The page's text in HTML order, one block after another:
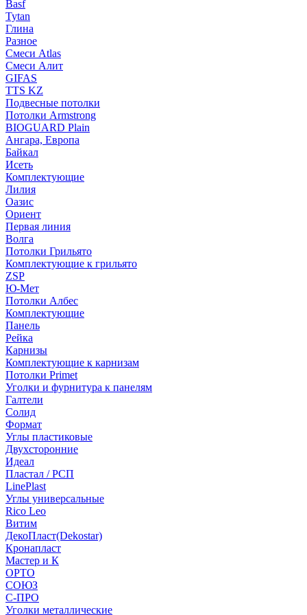
Basf
Tytan
Глина
Разное
Смеси Atlas
Смеси Алит
GIFAS
TTS KZ
Подвесные потолки
Потолки Armstrong
BIOGUARD Plain
Ангара, Европа
Байкал
Исеть
Комплектующие
Лилия
Оазис
Ориент
Первая линия
Волга
Потолки Грильято
Комплектующие к грильято
ZSP
Ю-Мет
Потолки Албес
Комплектующие
Панель
Рейка
Карнизы
Комплектующие к карнизам
Потолки Primet
Уголки и фурнитура к панелям
Галтели
Солид
Формат
Углы пластиковые
Двухсторонние
Идеал
Пластал / РСП
LinePlast
Углы универсальные
Rico Leo
Витим
ДекоПласт(Dekostar)
Кронапласт
Мастер и К
ОРТО
СОЮЗ
С-ПРО
Уголки металлические